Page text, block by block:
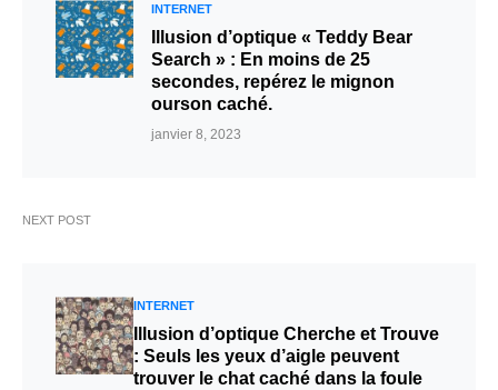
INTERNET
Illusion d’optique « Teddy Bear
Search » : En moins de 25
secondes, repérez le mignon
ourson caché.
janvier 8, 2023
NEXT POST
INTERNET
Illusion d’optique Cherche et Trouve
: Seuls les yeux d’aigle peuvent
trouver le chat caché dans la foule